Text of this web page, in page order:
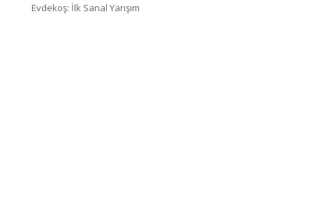
Evdekoş: İlk Sanal Yarışım